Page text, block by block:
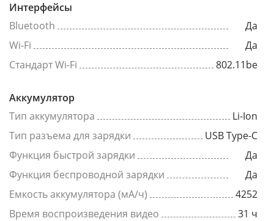
Интерфейсы
Bluetooth
Да
Wi-Fi
Да
Стандарт Wi-Fi
802.11be
Аккумулятор
Тип аккумулятора
Li-Ion
Тип разъема для зарядки
USB Type-C
Функция быстрой зарядки
Да
Функция беспроводной зарядки
Да
Емкость аккумулятора (мА/ч)
4252
Время воспроизведения видео
31 ч